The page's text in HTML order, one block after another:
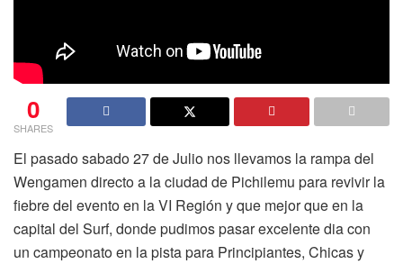
0
SHARES
El pasado sabado 27 de Julio nos llevamos la rampa del
Wengamen directo a la ciudad de Pichilemu para revivir la
fiebre del evento en la VI Región y que mejor que en la
capital del Surf, donde pudimos pasar excelente dia con
un campeonato en la pista para Principiantes, Chicas y